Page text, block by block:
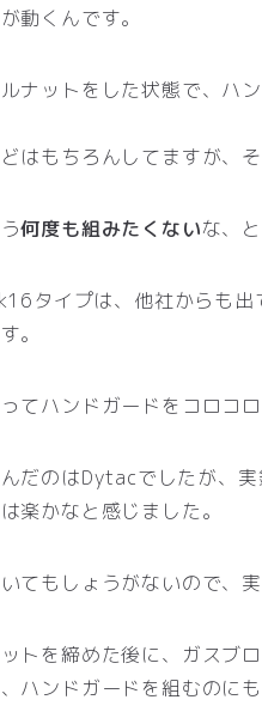
動くんです。
ナットをした状態で、ハ
はもちろんしてますが、
何度も組みたくないな、
タイプは、他社からも
。
てハンドガードをコロコ
だのはDytacでしたが、
楽かなと感じました。
てもしょうがないので、
トを締めた後に、ガスブ
ハンドガードを組むのにも